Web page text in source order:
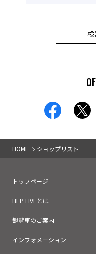
HOME ショップリスト
トップページ
HEP FIVEとは
観覧車のご案内
インフォメーション